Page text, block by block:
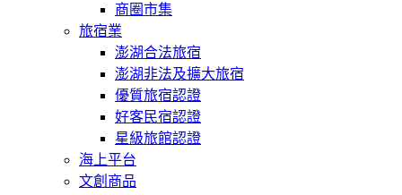
商圈市集
旅宿業
澎湖合法旅宿
澎湖非法及擴大旅宿
優質旅宿認證
好客民宿認證
星級旅館認證
海上平台
文創商品